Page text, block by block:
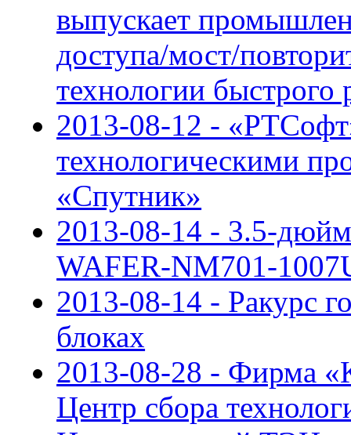
выпускает
доступа/мост/
технологии быстрого
2013-08-12 -
технологическими
«Спутник»
2013-08-14 - 3.5-
WAFER-NM701-
2013-08-14 - Ракурс
блоках
2013-08-28 - Фирма
Центр сбора